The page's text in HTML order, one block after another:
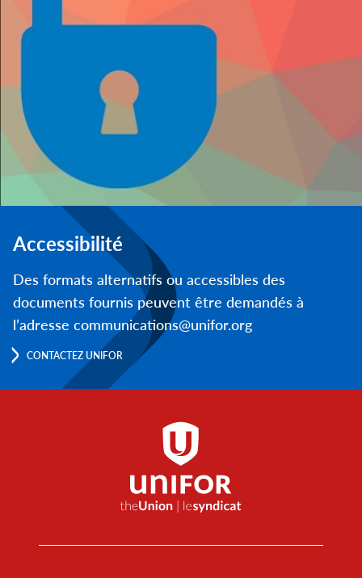
Accessibilité
Des formats alternatifs ou accessibles des
documents fournis peuvent être demandés à
l’adresse communications@unifor.org
CONTACTEZ UNIFOR